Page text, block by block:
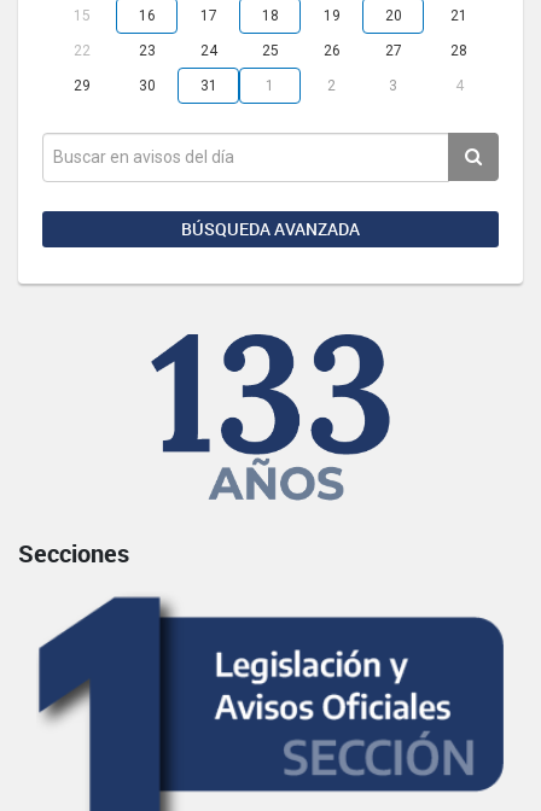
15 16 17 18 19 20 21
22 23 24 25 26 27 28
29 30 31 1 2 3 4
BÚSQUEDA AVANZADA
Secciones